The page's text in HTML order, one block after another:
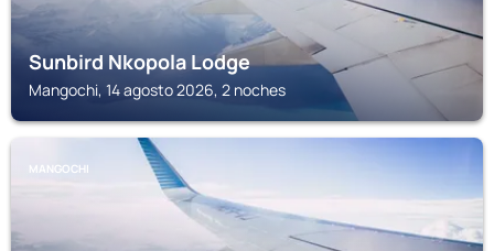
Sunbird Nkopola Lodge
Mangochi, 14 agosto 2026, 2 noches
MANGOCHI